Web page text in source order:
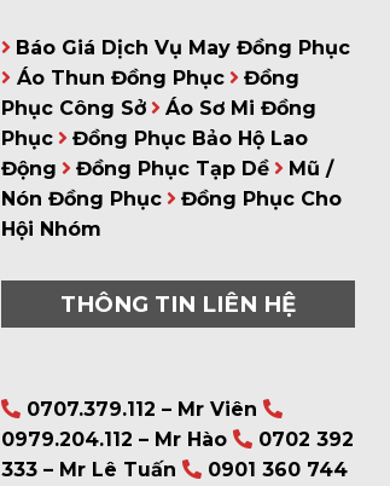
Báo Giá Dịch Vụ May Đồng Phục
Áo Thun Đồng Phục
Đồng
Phục Công Sở
Áo Sơ Mi Đồng
Phục
Đồng Phục Bảo Hộ Lao
Động
Đồng Phục Tạp Dề
Mũ /
Nón Đồng Phục
Đồng Phục Cho
Hội Nhóm
THÔNG TIN LIÊN HỆ
0707.379.112 – Mr Viên
0979.204.112 – Mr Hào
0702 392
333 – Mr Lê Tuấn
0901 360 744